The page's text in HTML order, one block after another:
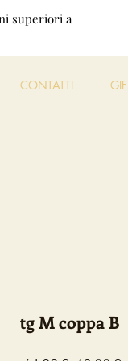
superiori a
CONTATTI
tg M coppa B